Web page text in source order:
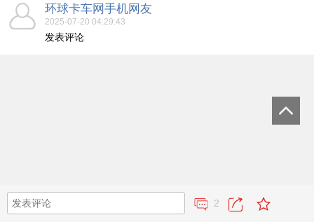
环球卡车网手机网友
2025-07-20 04:29:43
发表评论
2